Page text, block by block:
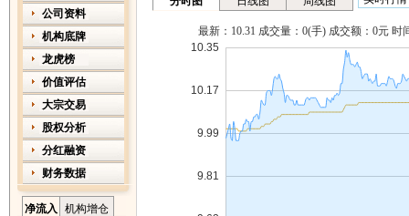
公司资料
机构底牌
龙虎榜
价值评估
大宗交易
股权分析
分红融资
财务数据
净流入
机构增仓